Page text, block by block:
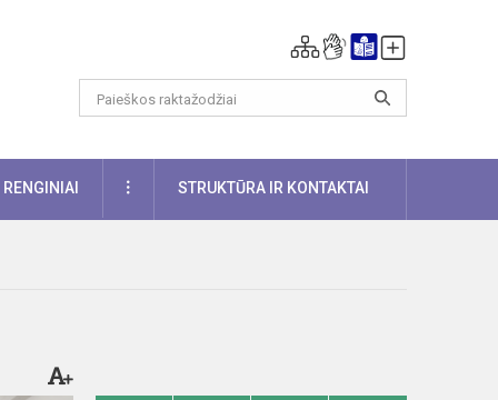
RENGINIAI DAUGIAUSTRUKTŪRA IR KONTAKTAI